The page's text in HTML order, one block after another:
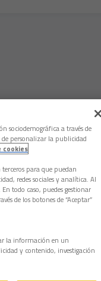
sociodemográfica a través de
personalizar la publicidad
cookies
para que puedan
redes sociales y analítica. Al
todo caso, puedes gestionar
de los botones de “Aceptar”
la información en un
y contenido, investigación